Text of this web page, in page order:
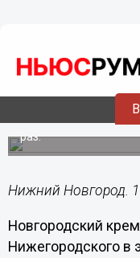
Новгородским
«Пятница»
раз.
Нижний Новгород.
Новгородский
Нижегородского в